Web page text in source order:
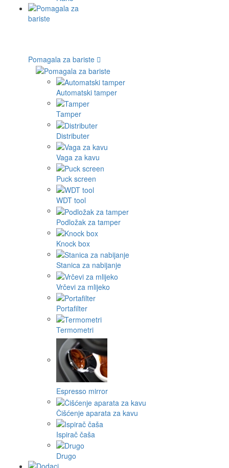
Pomagala za bariste
Automatski tamper
Tamper
Distributer
Vaga za kavu
Puck screen
WDT tool
Podložak za tamper
Knock box
Stanica za nabijanje
Vrčevi za mlijeko
Portafilter
Termometri
Espresso mirror
Čišćenje aparata za kavu
Ispirač čaša
Drugo